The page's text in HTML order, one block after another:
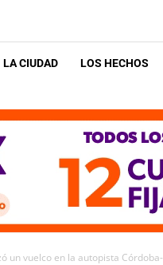
LA CIUDAD LOS HECHOS
un vuelco en la autopista